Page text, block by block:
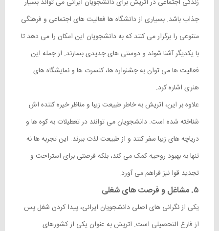
زندگی اجتماعی در اتریش برای دانشجویان ایرانی می تواند بسیار
جذاب باشد. بسیاری از دانشگاه ها فعالیت های اجتماعی و فرهنگی
متنوعی را برگزار می کنند که به دانشجویان این امکان را می دهد تا
با یکدیگر آشنا شوند و دوستی های جدیدی بسازند. از جمله این
فعالیت ها می توان به جشنواره ها، کنسرت ها و نمایشگاه های
هنری اشاره کرد.
علاوه بر این، اتریش به خاطر طبیعت زیبا و مناظر خیره کننده اش
شناخته شده است. دانشجویان می توانند در تعطیلات به کوه ها و
دریاچه های زیبا سفر کنند و از طبیعت لذت ببرند. این تجربه ها نه
تنها به بهبود روحیه کمک می کند، بلکه فرصتی برای استراحت و
تجدید قوا نیز فراهم می آورد.
۵. مشاغل و فرصت های شغلی
یکی از نگرانی های اصلی دانشجویان ایرانی، پیدا کردن شغل پس
از فارغ التحصیلی است. اتریش به عنوان یکی از کشورهای